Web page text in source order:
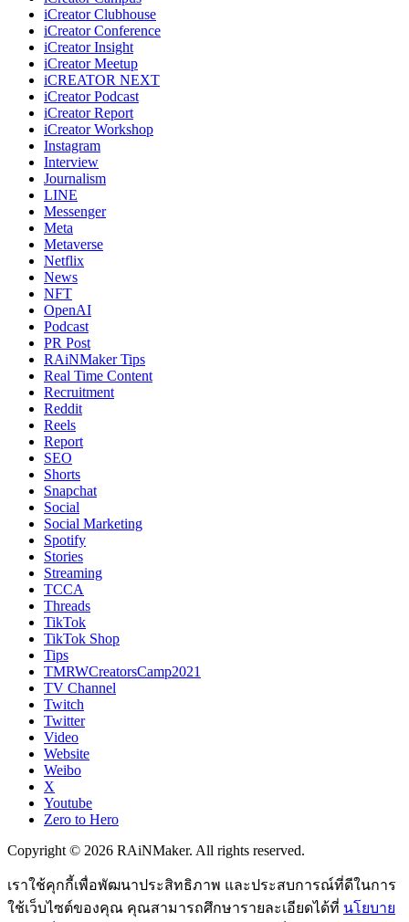
iCreator Clubhouse
iCreator Conference
iCreator Insight
iCreator Meetup
iCREATOR NEXT
iCreator Podcast
iCreator Report
iCreator Workshop
Instagram
Interview
Journalism
LINE
Messenger
Meta
Metaverse
Netflix
News
NFT
OpenAI
Podcast
PR Post
RAiNMaker Tips
Real Time Content
Recruitment
Reddit
Reels
Report
SEO
Shorts
Snapchat
Social
Social Marketing
Spotify
Stories
Streaming
TCCA
Threads
TikTok
TikTok Shop
Tips
TMRWCreatorsCamp2021
TV Channel
Twitch
Twitter
Video
Website
Weibo
X
Youtube
Zero to Hero
Copyright © 2026 RAiNMaker. All rights reserved.
เราใช้คุกกี้เพื่อพัฒนาประสิทธิภาพ และประสบการณ์ที่ดีในการ
ใช้เว็บไซต์ของคุณ คุณสามารถศึกษารายละเอียดได้ที่ นโยบาย